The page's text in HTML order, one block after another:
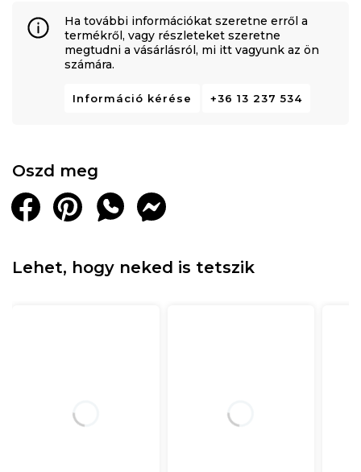
Ha további információkat szeretne erről a
termékről, vagy részleteket szeretne
megtudni a vásárlásról, mi itt vagyunk az ön
számára.
Információ kérése +36 13 237 534
Oszd meg
Lehet, hogy neked is tetszik